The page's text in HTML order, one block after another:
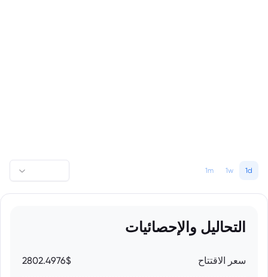
1d
1w
1m
التحاليل والإحصائيات
سعر الاقتتاح 2802.4976$